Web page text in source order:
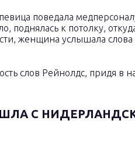
поведала
поднялась к потолку,
женщина услышала
слов Рейнолдс, придя в
С